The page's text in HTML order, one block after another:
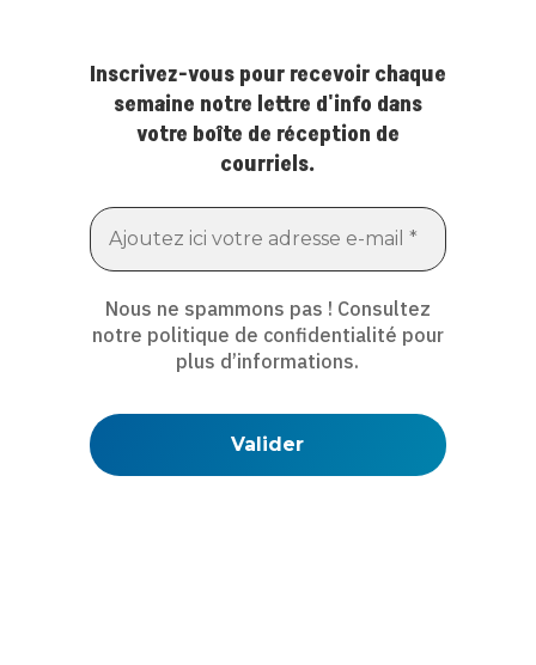
Inscrivez-vous pour recevoir chaque
semaine notre lettre d'info dans
votre boîte de réception de
courriels.
Nous ne spammons pas ! Consultez
notre politique de confidentialité pour
plus d’informations.